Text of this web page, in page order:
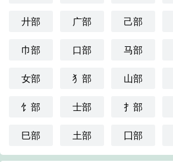
廾部 广部 己部
巾部 口部 马部
女部 犭部 山部
饣部 士部 扌部
巳部 土部 囗部